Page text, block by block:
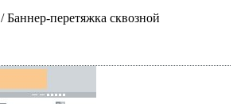
/ Баннер-перетяжка сквозной